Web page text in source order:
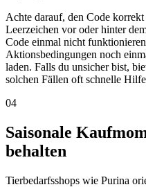
Achte darauf, den Code
Leerzeichen vor oder hinter
Code einmal nicht
Aktionsbedingungen noch
laden. Falls du unsicher bist,
solchen Fällen oft schnelle
04
Saisonale
behalten
Tierbedarfsshops wie Purina